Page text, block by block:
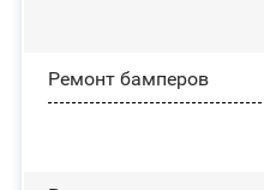
Ремонт бамперов